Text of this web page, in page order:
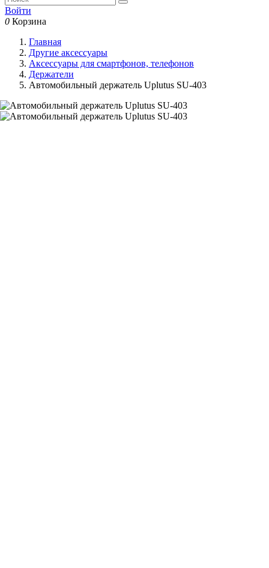
Войти
0 Корзина
Главная
Другие аксессуары
Аксессуары для смартфонов, телефонов
Держатели
Автомобильный держатель Uplutus SU-403